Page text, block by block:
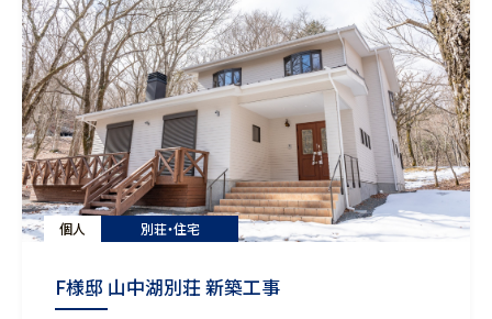
個人 別荘・住宅
F様邸 山中湖別荘 新築工事